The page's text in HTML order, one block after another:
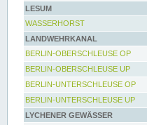
LESUM
WASSERHORST
LANDWEHRKANAL
BERLIN-OBERSCHLEUSE OP
BERLIN-OBERSCHLEUSE UP
BERLIN-UNTERSCHLEUSE OP
BERLIN-UNTERSCHLEUSE UP
LYCHENER GEWÄSSER